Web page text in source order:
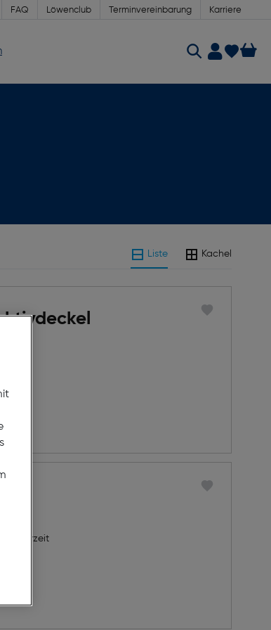
FAQ Löwenclub Terminvereinbarung Karriere
Liste Kachel
Lieferzeit